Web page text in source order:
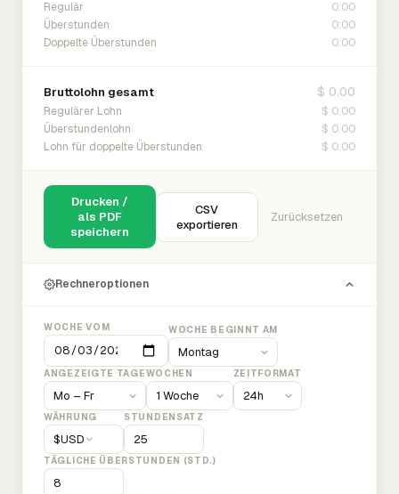
Regulär 0:00
Überstunden 0:00
Doppelte Überstunden 0:00
Bruttolohn gesamt $ 0.00
Regulärer Lohn $ 0.00
Überstundenlohn $ 0.00
Lohn für doppelte Überstunden $ 0.00
Drucken /
als PDF
speichern
CSV
exportieren
Zurücksetzen
Rechneroptionen
WOCHE VOM WOCHE BEGINNT AM
ANGEZEIGTE TAGEWOCHEN ZEITFORMAT
WÄHRUNG
$USD
STUNDENSATZ
TÄGLICHE ÜBERSTUNDEN (STD.)